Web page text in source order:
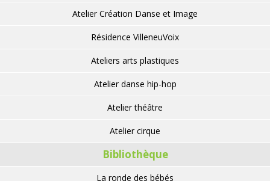
Atelier Création Danse et Image
Résidence VilleneuVoix
Ateliers arts plastiques
Atelier danse hip-hop
Atelier théâtre
Atelier cirque
Bibliothèque
La ronde des bébés